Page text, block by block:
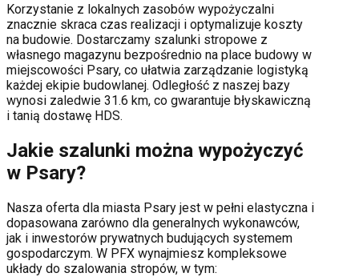
Korzystanie z lokalnych zasobów wypożyczalni
znacznie skraca czas realizacji i optymalizuje koszty
na budowie. Dostarczamy szalunki stropowe z
własnego magazynu bezpośrednio na place budowy w
miejscowości Psary, co ułatwia zarządzanie logistyką
każdej ekipie budowlanej. Odległość z naszej bazy
wynosi zaledwie 31.6 km, co gwarantuje błyskawiczną
i tanią dostawę HDS.
Jakie szalunki można wypożyczyć
w Psary?
Nasza oferta dla miasta Psary jest w pełni elastyczna i
dopasowana zarówno dla generalnych wykonawców,
jak i inwestorów prywatnych budujących systemem
gospodarczym. W PFX wynajmiesz kompleksowe
układy do szalowania stropów, w tym: